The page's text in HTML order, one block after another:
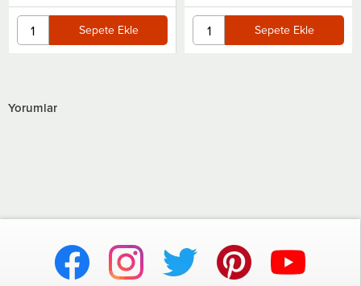
Sepete Ekle Sepete Ekle
Yorumlar